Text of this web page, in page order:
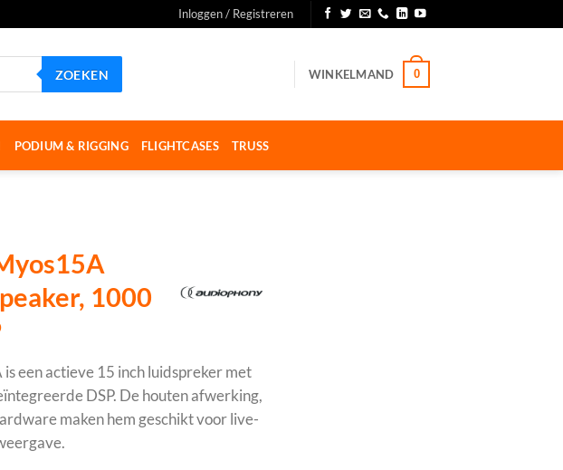
Inloggen / Registreren
ZOEKEN WINKELMAND 0
PODIUM & RIGGING FLIGHTCASES TRUSS
1000
een actieve 15 inch luidspreker met
DSP. De houten afwerking,
maken hem geschikt voor live-